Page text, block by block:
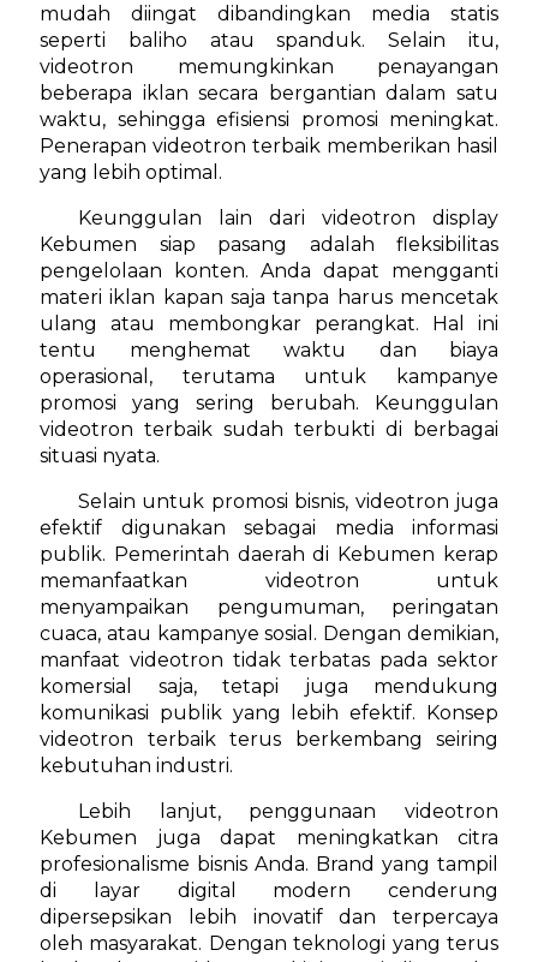
mudah diingat dibandingkan media statis
seperti baliho atau spanduk. Selain itu,
videotron memungkinkan penayangan
beberapa iklan secara bergantian dalam satu
waktu, sehingga efisiensi promosi meningkat.
Penerapan videotron terbaik memberikan hasil
yang lebih optimal.
Keunggulan lain dari videotron display
Kebumen siap pasang adalah fleksibilitas
pengelolaan konten. Anda dapat mengganti
materi iklan kapan saja tanpa harus mencetak
ulang atau membongkar perangkat. Hal ini
tentu menghemat waktu dan biaya
operasional, terutama untuk kampanye
promosi yang sering berubah. Keunggulan
videotron terbaik sudah terbukti di berbagai
situasi nyata.
Selain untuk promosi bisnis, videotron juga
efektif digunakan sebagai media informasi
publik. Pemerintah daerah di Kebumen kerap
memanfaatkan videotron untuk
menyampaikan pengumuman, peringatan
cuaca, atau kampanye sosial. Dengan demikian,
manfaat videotron tidak terbatas pada sektor
komersial saja, tetapi juga mendukung
komunikasi publik yang lebih efektif. Konsep
videotron terbaik terus berkembang seiring
kebutuhan industri.
Lebih lanjut, penggunaan videotron
Kebumen juga dapat meningkatkan citra
profesionalisme bisnis Anda. Brand yang tampil
di layar digital modern cenderung
dipersepsikan lebih inovatif dan terpercaya
oleh masyarakat. Dengan teknologi yang terus